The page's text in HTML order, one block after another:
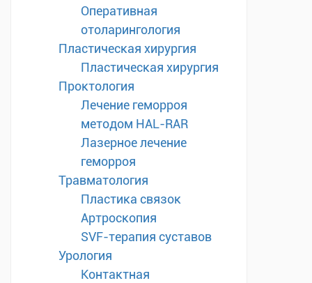
Оперативная
отоларингология
Пластическая хирургия
Пластическая хирургия
Проктология
Лечение геморроя
методом HAL-RAR
Лазерное лечение
геморроя
Травматология
Пластика связок
Артроскопия
SVF-терапия суставов
Урология
Контактная